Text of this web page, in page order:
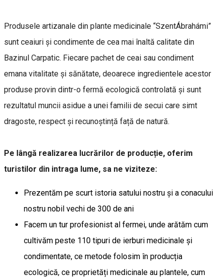
Produsele artizanale din plante medicinale “SzentÁbrahámi”
sunt ceaiuri și condimente de cea mai înaltă calitate din
Bazinul Carpatic. Fiecare pachet de ceai sau condiment
emana vitalitate și sănătate, deoarece ingredientele acestor
produse provin dintr-o fermă ecologică controlată și sunt
rezultatul muncii asidue a unei familii de secui care simt
dragoste, respect și recunoștință față de natură.
Pe lângă realizarea lucrărilor de producție, oferim
turistilor din intraga lume, sa ne viziteze:
Prezentăm pe scurt istoria satului nostru și a conacului
nostru nobil vechi de 300 de ani
Facem un tur profesionist al fermei, unde arătăm cum
cultivăm peste 110 tipuri de ierburi medicinale și
condimentate, ce metode folosim în producția
ecologică, ce proprietăți medicinale au plantele, cum